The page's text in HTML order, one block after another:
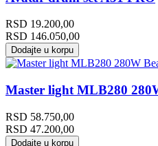
RSD 19.200,00
RSD 146.050,00
Dodajte u korpu
Master light MLB280
RSD 58.750,00
RSD 47.200,00
Dodajte u korpu